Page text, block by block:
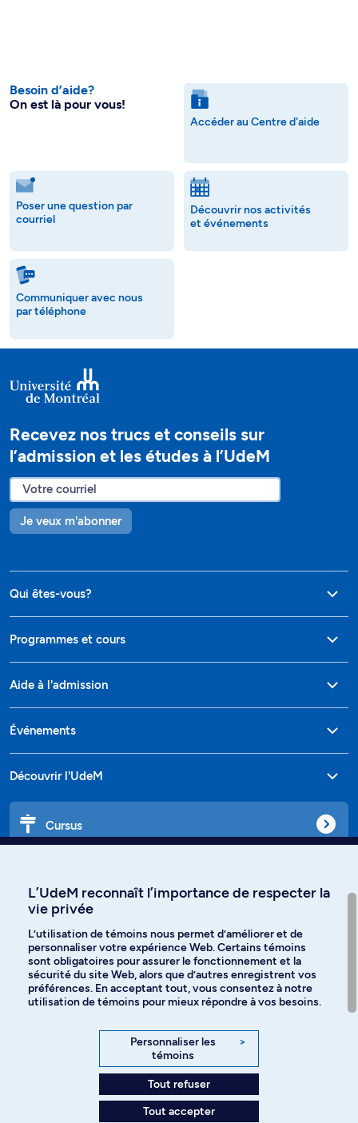
Besoin d’aide?
On est là pour vous!
Accéder au Centre d'aide
Poser une question par
courriel
Découvrir nos activités
et événements
Communiquer avec nous
par téléphone
Recevez nos trucs et conseils sur
l’admission et les études à l’UdeM
Je veux m'abonner
Qui êtes-vous?
Programmes et cours
Aide à l'admission
Événements
Découvrir l'UdeM
Cursus
Langues
Facebook Instagram
YouTube
L’UdeM reconnaît l’importance de respecter la
vie privée
L’utilisation de témoins nous permet d’améliorer et de
personnaliser votre expérience Web. Certains témoins
sont obligatoires pour assurer le fonctionnement et la
sécurité du site Web, alors que d’autres enregistrent vos
préférences. En acceptant tout, vous consentez à notre
utilisation de témoins pour mieux répondre à vos besoins.
Personnaliser les
témoins
>
Tout refuser
Tout accepter